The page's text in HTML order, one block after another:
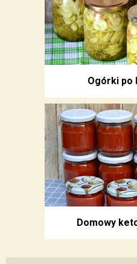
Ogórki po
Domowy